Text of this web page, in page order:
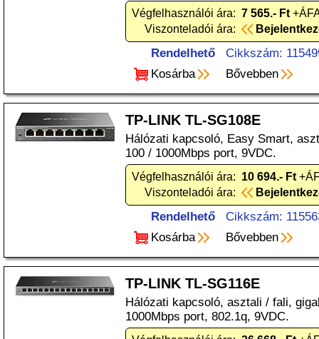
Végfelhasználói ára: 7 565.- Ft
Viszonteladói ára:
Rendelhető
Cikkszám:
Kosárba
Bővebben
TP-LINK TL-SG108E
Hálózati kapcsoló, Easy Smart,
100 / 1000Mbps port, 9VDC.
Végfelhasználói ára: 10 694.- Ft
Viszonteladói ára:
Rendelhető
Cikkszám:
Kosárba
Bővebben
TP-LINK TL-SG116E
Hálózati kapcsoló, asztali / fali,
1000Mbps port, 802.1q, 9VDC.